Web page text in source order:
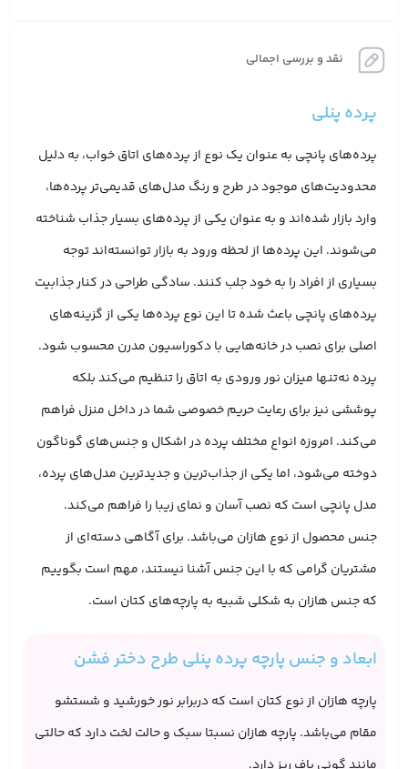
نقد و بررسی اجمالی
پرده پنلی
پرده‌های پانچی به عنوان یک نوع از پرده‌های اتاق خواب، به دلیل
محدودیت‌های موجود در طرح و رنگ مدل‌های قدیمی‌تر پرده‌ها،
وارد بازار شده‌اند و به عنوان یکی از پرده‌های بسیار جذاب شناخته
می‌شوند. این پرده‌ها از لحظه ورود به بازار توانسته‌اند توجه
بسیاری از افراد را به خود جلب کنند. سادگی طراحی در کنار جذابیت
پرده‌های پانچی باعث شده تا این نوع پرده‌ها یکی از گزینه‌های
اصلی برای نصب در خانه‌هایی با دکوراسیون مدرن محسوب شود.
پرده نه‌تنها میزان نور ورودی به اتاق را تنظیم می‌کند بلکه
پوششی نیز برای رعایت حریم خصوصی شما در داخل منزل فراهم
می‌کند. امروزه انواع مختلف پرده در اشکال و جنس‌های گوناگون
دوخته می‌شود، اما یکی از جذاب‌ترین و جدیدترین مدل‌های پرده،
مدل پانچی است که نصب آسان و نمای زیبا را فراهم می‌کند.
جنس محصول از نوع هازان می‌باشد. برای آگاهی دسته‌ای از
مشتریان گرامی که با این جنس آشنا نیستند، مهم است بگوییم
که جنس هازان به شکلی شبیه به پارچه‌های کتان است.
ابعاد و جنس پارچه پرده پنلی طرح دختر فشن
پارچه هازان از نوع کتان است که دربرابر نور خورشید و شستشو
مقام می‌باشد. پارچه هازان نسبتا سبک و حالت لخت دارد که حالتی